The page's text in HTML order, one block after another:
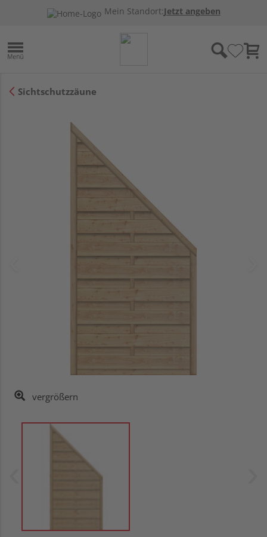
Mein Standort:Jetzt angeben
Sichtschutzzäune
vergrößern